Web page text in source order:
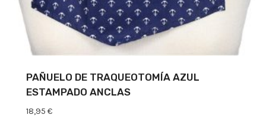
PAÑUELO DE TRAQUEOTOMÍA AZUL
ESTAMPADO ANCLAS
18,95 €